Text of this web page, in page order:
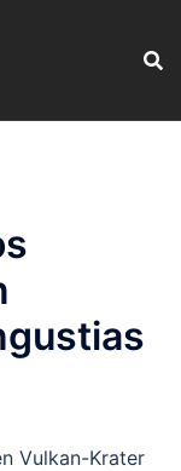
Vulkan-Krater